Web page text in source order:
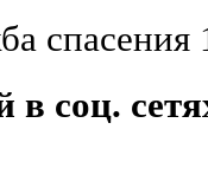
спасения
в соц.